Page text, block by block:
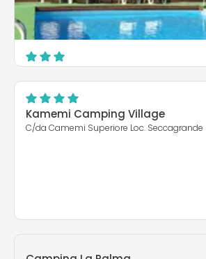
Agrigento
Kamemi Camping Village
C/da Camemi Superiore Loc. Seccagrande